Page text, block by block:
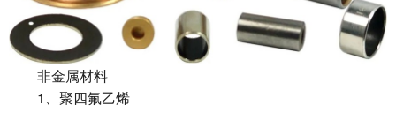
非金属材料
1、聚四氟乙烯